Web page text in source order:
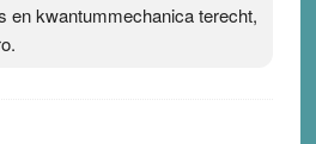
en kwantummechanica terecht,